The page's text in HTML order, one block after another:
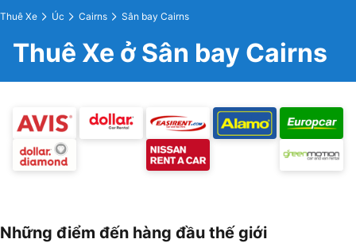
Thuê Xe Úc Cairns Sân bay Cairns
Thuê Xe ở Sân bay Cairns
Những điểm đến hàng đầu thế giới